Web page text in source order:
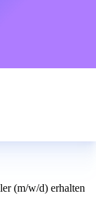
(m/w/d) erhalten